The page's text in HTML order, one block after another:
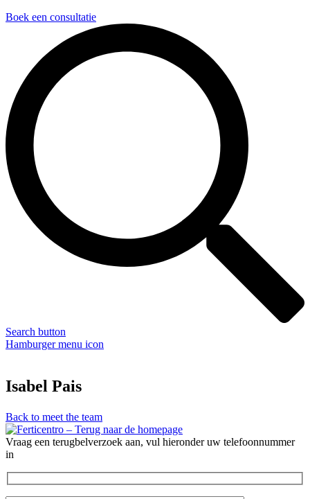
Boek een consultatie
Search button
Hamburger menu icon
Isabel Pais
Back to meet the team
Vraag een terugbelverzoek aan, vul hieronder uw telefoonnummer
in